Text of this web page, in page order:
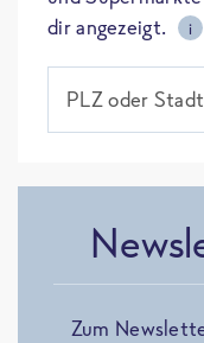
dir angezeigt.
i
PLZ oder
Zum